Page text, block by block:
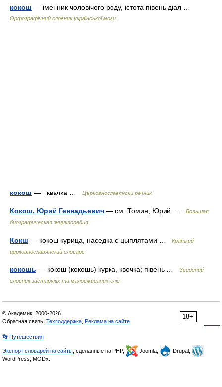
кокош — іменник чоловічого роду, істота півень діал …
Орфографічний словник української мови
кокош — квачка … Църковнославянски речник
Кокош, Юрий Геннадьевич — см. Томин, Юрий …
Большая
биографическая энциклопедия
Кокш — кокош курица, наседка с цыплятами …
Краткий
церковнославянский словарь
кокошь — кокош (кокошь) курка, квочка; півень …
Зведений
словник застарілих та маловживаних слів
18+
© Академик, 2000-2026
Обратная связь: Техподдержка Реклама на сайте
👣 Путешествия
Экспорт словарей на сайты , сделанные на PHP, Joomla,
Drupal,
WordPress, MODx.